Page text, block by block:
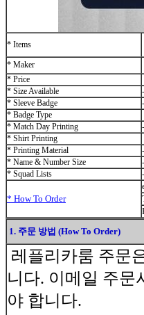
* Items
* Maker
* Price
* Size Available
* Sleeve Badge
-
* Badge Type
* Match Day Printing
-
* Shirt Printing
* Printing Material
-
* Name & Number Size
-
* Squad Lists
* How To Order
1. 주문 방법 (How To Order)
레플리카룸 주문
니다. 이메일 주문
야 합니다.